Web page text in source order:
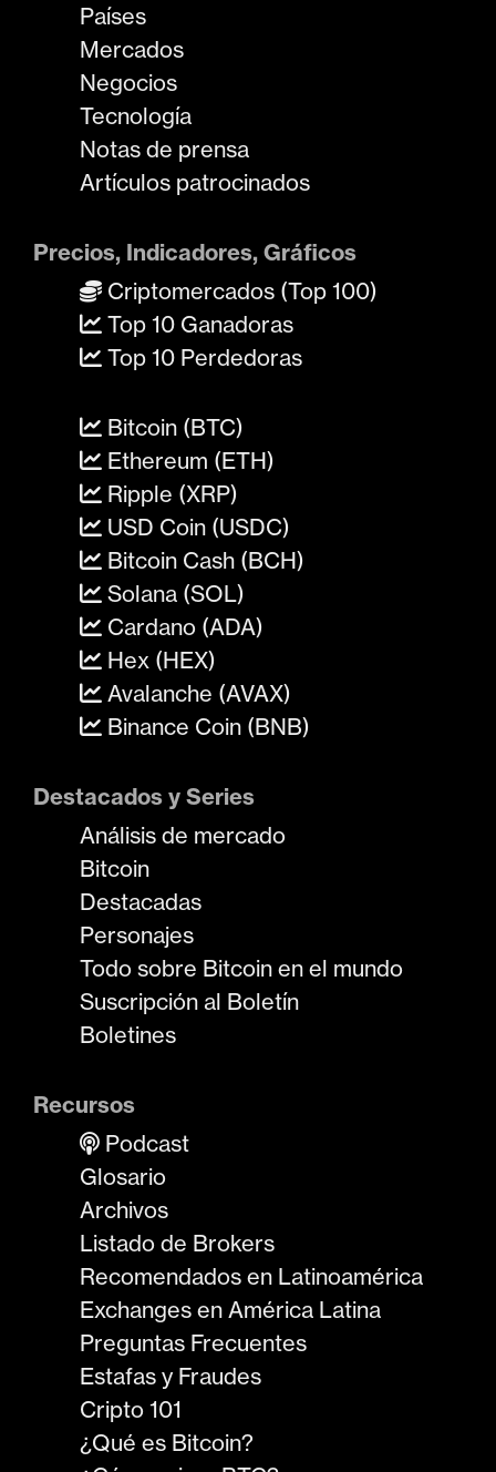
Países
Mercados
Negocios
Tecnología
Notas de prensa
Artículos patrocinados
Precios, Indicadores, Gráficos
Criptomercados (Top 100)
Top 10 Ganadoras
Top 10 Perdedoras
Bitcoin (BTC)
Ethereum (ETH)
Ripple (XRP)
USD Coin (USDC)
Bitcoin Cash (BCH)
Solana (SOL)
Cardano (ADA)
Hex (HEX)
Avalanche (AVAX)
Binance Coin (BNB)
Destacados y Series
Análisis de mercado
Bitcoin
Destacadas
Personajes
Todo sobre Bitcoin en el mundo
Suscripción al Boletín
Boletines
Recursos
Podcast
Glosario
Archivos
Listado de Brokers
Recomendados en Latinoamérica
Exchanges en América Latina
Preguntas Frecuentes
Estafas y Fraudes
Cripto 101
¿Qué es Bitcoin?